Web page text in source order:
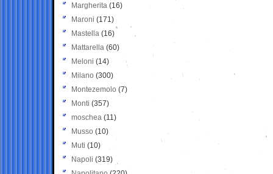
Margherita (16)
Maroni (171)
Mastella (16)
Mattarella (60)
Meloni (14)
Milano (300)
Montezemolo (7)
Monti (357)
moschea (11)
Musso (10)
Muti (10)
Napoli (319)